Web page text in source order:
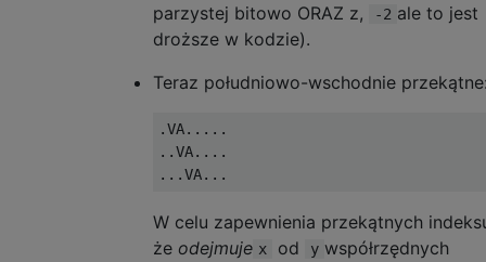
parzystej bitowo ORAZ z,
-2 ale to jest
droższe w kodzie).
Teraz południowo-wschodnie
.VA.....
..VA....
W celu zapewnienia przekątnych
że odejmuje x od y współrzędnych